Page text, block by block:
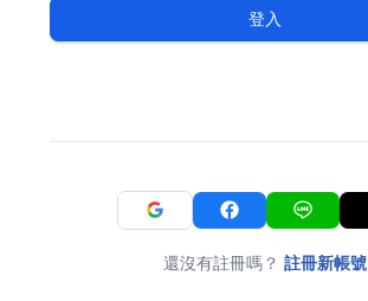
登入
還沒有註冊嗎？ 註冊新帳號